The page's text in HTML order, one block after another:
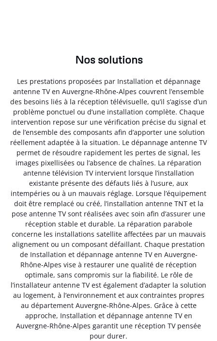
Nos solutions
Les prestations proposées par Installation et dépannage
antenne TV en Auvergne-Rhône-Alpes couvrent l’ensemble
des besoins liés à la réception télévisuelle, qu’il s’agisse d’un
problème ponctuel ou d’une installation complète. Chaque
intervention repose sur une vérification précise du signal et
de l’ensemble des composants afin d’apporter une solution
réellement adaptée à la situation. Le dépannage antenne TV
permet de résoudre rapidement les pertes de signal, les
images pixellisées ou l’absence de chaînes. La réparation
antenne télévision TV intervient lorsque l’installation
existante présente des défauts liés à l’usure, aux
intempéries ou à un mauvais réglage. Lorsque l’équipement
doit être remplacé ou créé, l’installation antenne TNT et la
pose antenne TV sont réalisées avec soin afin d’assurer une
réception stable et durable. La réparation parabole
concerne les installations satellite affectées par un mauvais
alignement ou un composant défaillant. Chaque prestation
de Installation et dépannage antenne TV en Auvergne-
Rhône-Alpes vise à restaurer une qualité de réception
optimale, sans compromis sur la fiabilité. Le rôle de
l’installateur antenne TV est également d’adapter la solution
au logement, à l’environnement et aux contraintes propres
au département Auvergne-Rhône-Alpes. Grâce à cette
approche, Installation et dépannage antenne TV en
Auvergne-Rhône-Alpes garantit une réception TV pensée
pour durer.